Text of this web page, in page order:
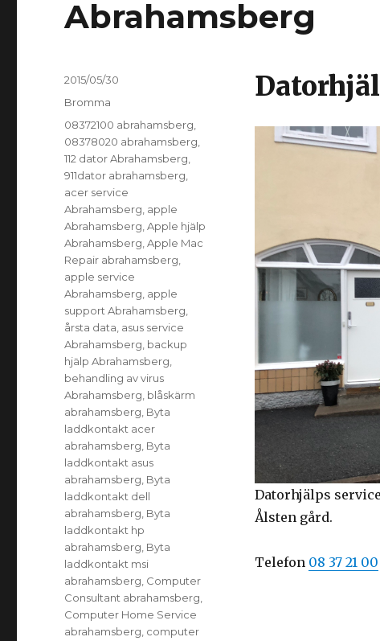
Abrahamsberg
Datorhjälps
Ålsten gård.
Telefon 08 37 21 00
Postat
2015/05/30
Kategorier
Bromma
Taggar
08372100 abrahamsberg
08378020 abrahamsberg
112 dator Abrahamsberg
911dator abrahamsberg
acer service
Abrahamsberg apple
Abrahamsberg ,Apple hjälp
Abrahamsberg ,Apple Mac
Repair abrahamsberg
apple service
Abrahamsberg apple
support Abrahamsberg
årsta data asus service
Abrahamsberg backup
hjälp Abrahamsberg
behandling av virus
Abrahamsberg blåskärm
abrahamsberg Byta
laddkontakt acer
abrahamsberg Byta
laddkontakt asus
abrahamsberg Byta
laddkontakt dell
abrahamsberg Byta
laddkontakt hp
abrahamsberg Byta
laddkontakt msi
abrahamsberg Computer
Consultant abrahamsberg
Computer Home Service
abrahamsberg computer